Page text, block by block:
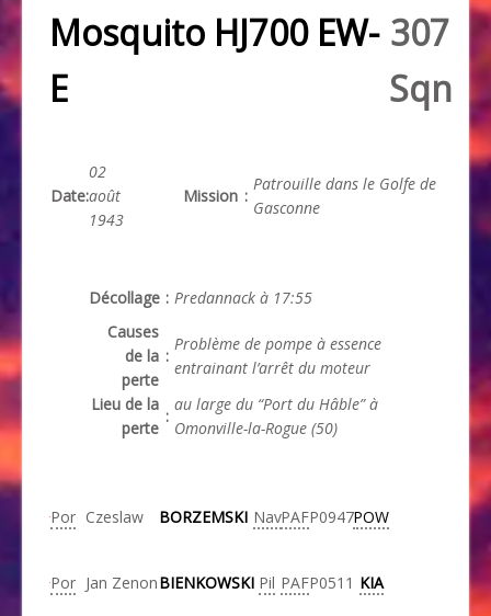
Mosquito HJ700 EW-
E
307
Sqn
Date:
02
août
1943
Mission :
Patrouille dans le Golfe de
Gasconne
Décollage : Predannack à 17:55
Causes
de la
perte
:
Problème de pompe à essence
entrainant l’arrêt du moteur
Lieu de la
perte
:
au large du “Port du Hâble” à
Omonville-la-Rogue (50)
Por Czeslaw BORZEMSKI NavPAFP0947POW
Por Jan ZenonBIENKOWSKI Pil PAFP0511 KIA